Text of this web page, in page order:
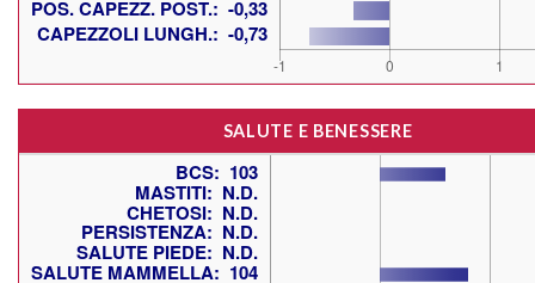
SALUTE E BENESSERE